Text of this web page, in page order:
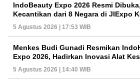
IndoBeauty Expo 2026 Resmi
Kecantikan dari 8 Negara di JIExpo
5 Agustus 2026 | 17:53 WIB
Menkes Budi Gunadi Resmikan
Expo 2026, Hadirkan Inovasi Alat
5 Agustus 2026 | 14:40 WIB